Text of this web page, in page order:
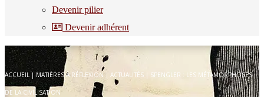
Devenir pilier
Devenir adhérent
ACCUEIL |MATIÈRES À RÉFLEXION | ACTUALITÉS | SPENGLER : LES MÉTAMORPHOSES
DE LA CIVILISATION